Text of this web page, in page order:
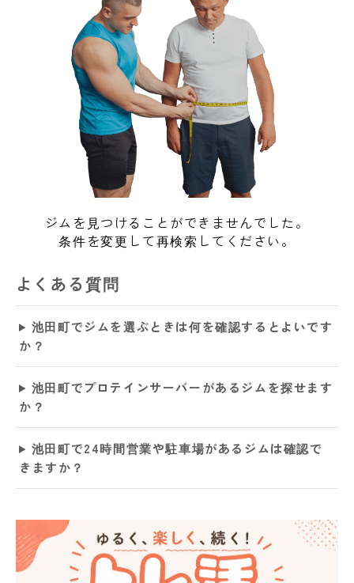
ジムを見つけることができませんでした。
条件を変更して再検索してください。
よくある質問
池田町でジムを選ぶときは何を確認するとよいです
か？
池田町でプロテインサーバーがあるジムを探せます
か？
池田町で24時間営業や駐車場があるジムは確認で
きますか？